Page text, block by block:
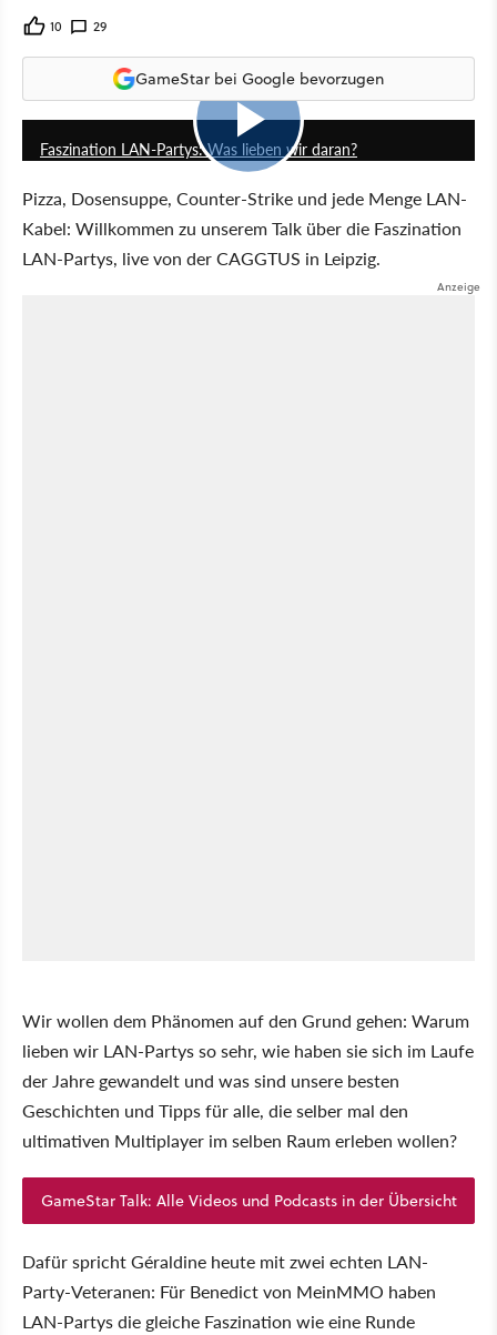
10 29
GameStar bei Google bevorzugen
26:04
Faszination LAN-Partys: Was lieben wir daran?
Pizza, Dosensuppe, Counter-Strike und jede Menge LAN-
Kabel: Willkommen zu unserem Talk über die Faszination
LAN-Partys, live von der CAGGTUS in Leipzig.
Wir wollen dem Phänomen auf den Grund gehen: Warum
lieben wir LAN-Partys so sehr, wie haben sie sich im Laufe
der Jahre gewandelt und was sind unsere besten
Geschichten und Tipps für alle, die selber mal den
ultimativen Multiplayer im selben Raum erleben wollen?
GameStar Talk: Alle Videos und Podcasts in der Übersicht
Dafür spricht Géraldine heute mit zwei echten LAN-
Party-Veteranen: Für Benedict von MeinMMO haben
LAN-Partys die gleiche Faszination wie eine Runde